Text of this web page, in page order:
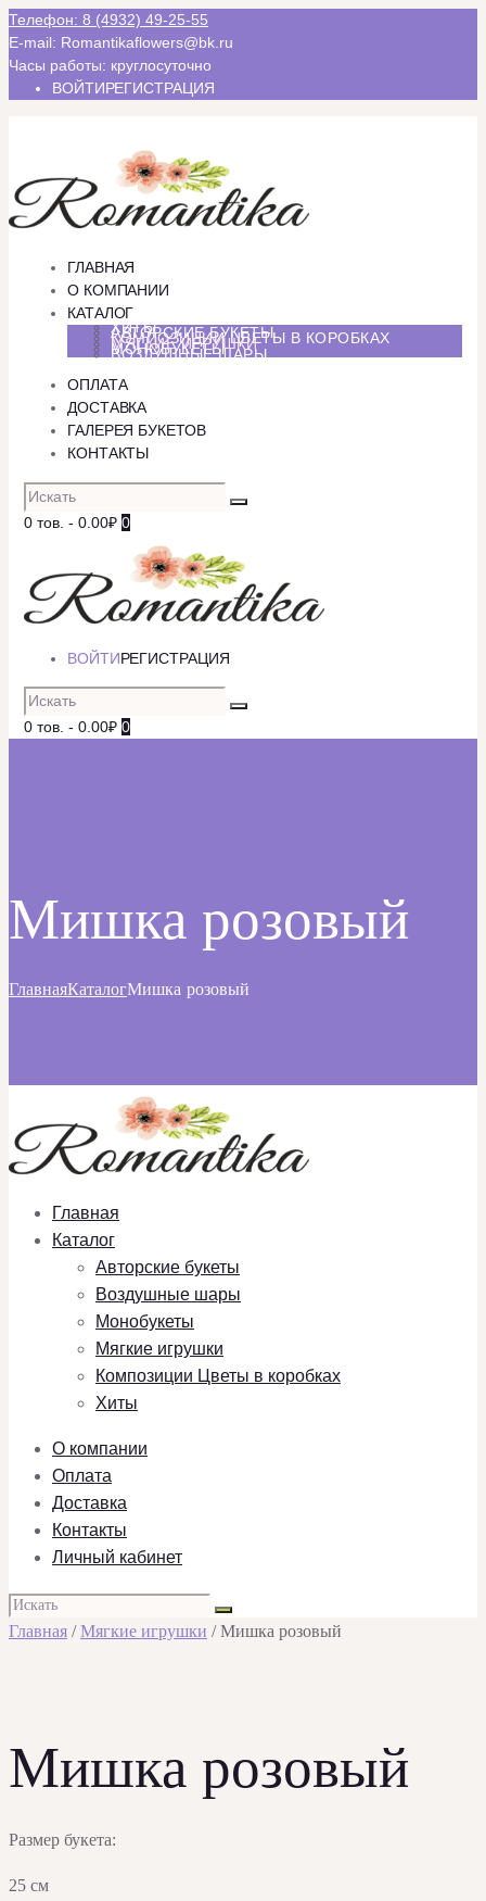
Телефон: 8 (4932) 49-25-55
E-mail: Romantikaflowers@bk.ru
Часы работы: круглосуточно
ВОЙТИРЕГИСТРАЦИЯ
ГЛАВНАЯ
О КОМПАНИИ
КАТАЛОГ
ХИТЫ
АВТОРСКИЕ БУКЕТЫ
КОМПОЗИЦИИ ЦВЕТЫ В КОРОБКАХ
МЯГКИЕ ИГРУШКИ
МОНОБУКЕТЫ
ВОЗДУШНЫЕ ШАРЫ
ОПЛАТА
ДОСТАВКА
ГАЛЕРЕЯ БУКЕТОВ
КОНТАКТЫ
0 тов. - 0.00₽ 0
ВОЙТИРЕГИСТРАЦИЯ
0 тов. - 0.00₽ 0
Мишка розовый
ГлавнаяКаталогМишка розовый
Главная
Каталог
Авторские букеты
Воздушные шары
Монобукеты
Мягкие игрушки
Композиции Цветы в коробках
Хиты
О компании
Оплата
Доставка
Контакты
Личный кабинет
Главная /Мягкие игрушки / Мишка розовый
Мишка розовый
Размер букета:
25 см